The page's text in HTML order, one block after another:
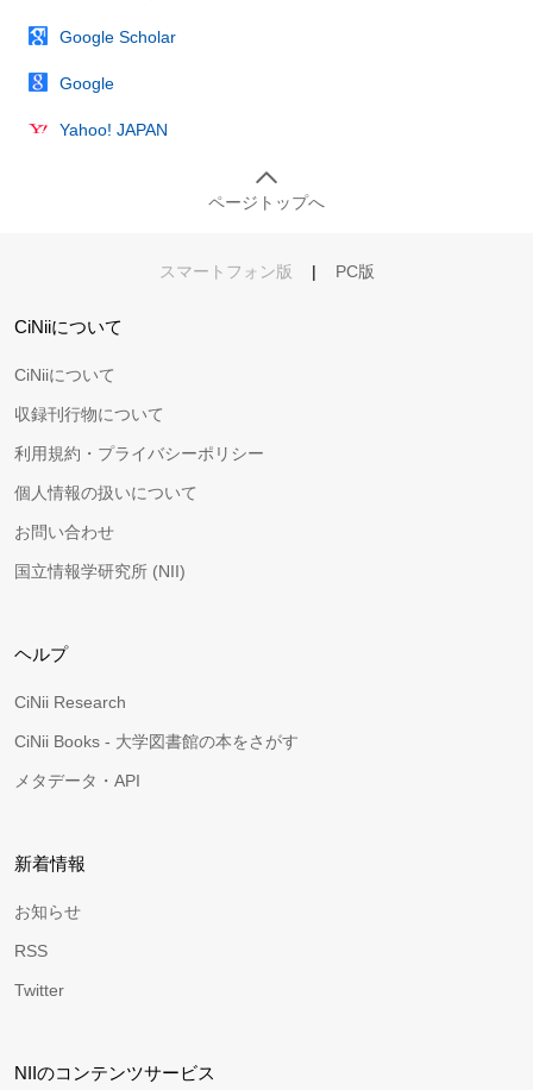
Google Scholar
Google
Yahoo! JAPAN
ページトップへ
スマートフォン版 | PC版
CiNiiについて
CiNiiについて
収録刊行物について
利用規約・プライバシーポリシー
個人情報の扱いについて
お問い合わせ
国立情報学研究所 (NII)
ヘルプ
CiNii Research
CiNii Books - 大学図書館の本をさがす
メタデータ・API
新着情報
お知らせ
RSS
Twitter
NIIのコンテンツサービス